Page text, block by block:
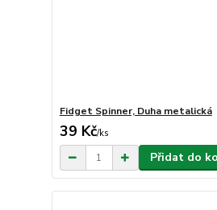
Fidget Spinner, Duha metalická
39 Kč/ks
Přidat do